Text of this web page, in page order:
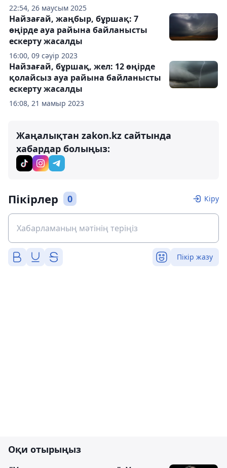
22:54, 26 маусым 2025
16:00, 09 сәуір 2023
Найзағай, жаңбыр, бұршақ: 7
өңірде ауа райына байланысты
ескерту жасалды
16:08, 21 мамыр 2023
Найзағай, бұршақ, жел: 12 өңірде
қолайсыз ауа райына байланысты
ескерту жасалды
Жаңалықтан zakon.kz сайтында
хабардар болыңыз:
Пікірлер 0 Кіру
Пікір жазу
Оқи отырыңыз